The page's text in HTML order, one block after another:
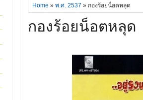
Home » พ.ศ. 2537 » กองร้อยน็อตหลุด
กองร้อยน็อตหลุด